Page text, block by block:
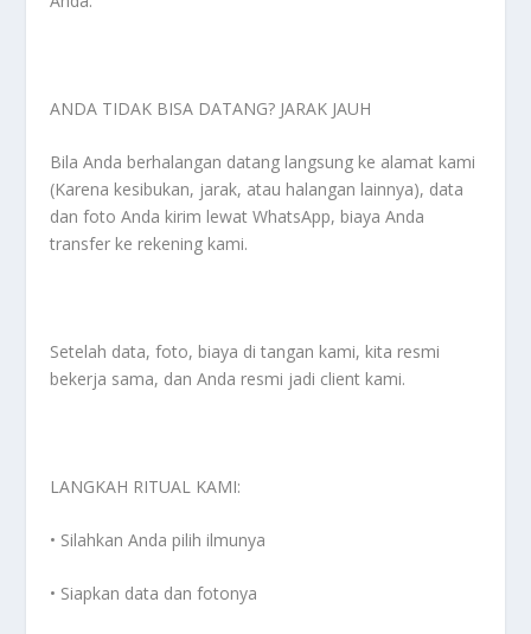
ANDA TIDAK BISA DATANG? JARAK JAUH
Bila Anda berhalangan datang langsung ke alamat kami
(Karena kesibukan, jarak, atau halangan lainnya), data
dan foto Anda kirim lewat WhatsApp, biaya Anda
transfer ke rekening kami.
Setelah data, foto, biaya di tangan kami, kita resmi
bekerja sama, dan Anda resmi jadi client kami.
LANGKAH RITUAL KAMI:
• Silahkan Anda pilih ilmunya
• Siapkan data dan fotonya